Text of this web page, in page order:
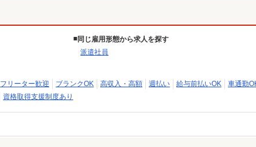
同じ雇用形態から求人を探す
派遣社員
フリーター歓迎 ブランクOK 高収入・高額 週払い 給与前払いOK
車通勤
資格取得支援制度あり